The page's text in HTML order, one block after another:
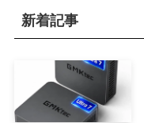
新着記事